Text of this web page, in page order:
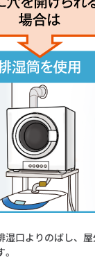
湿口よりのばし、